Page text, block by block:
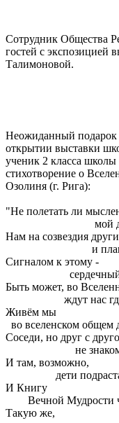
Сотрудник Общества
гостей с экспозицией
Талимоновой.
Неожиданный подарок
открытии выставки
ученик 2 класса
стихотворение о
Озолиня (г. Рига):
"Не полетать ли
мой
Нам на созвездия
и
Сигналом к этому -
сердечный
Быть может, во
ждут нас где-
Живём мы
во вселенском общем
Соседи, но друг с
не
И там, возможно,
дети
И Книгу
Вечной Мудрости
Такую же,